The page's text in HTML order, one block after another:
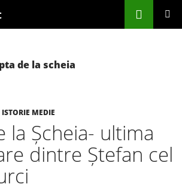
de la scheia
ISTORIE MEDIE
la Șcheia- ultima
dintre Ștefan cel